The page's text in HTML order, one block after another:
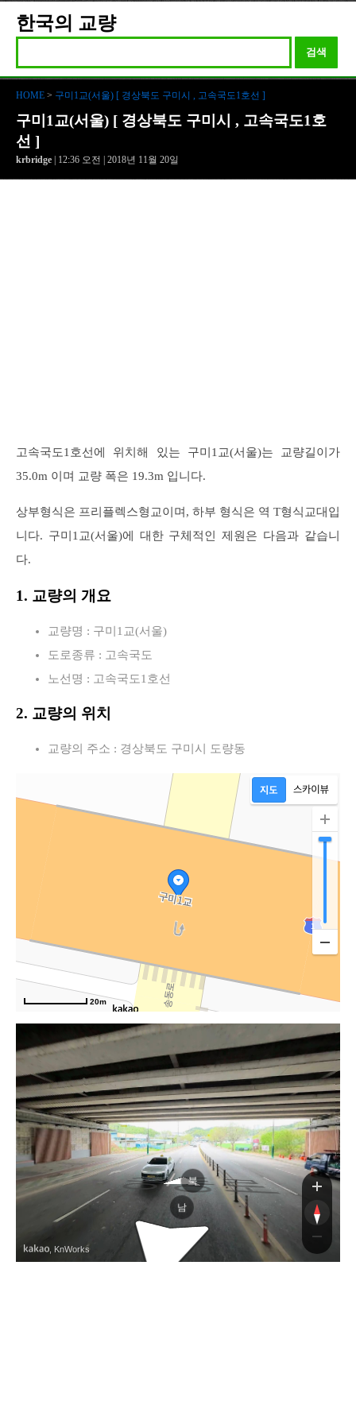
한국의 교량
검색
HOME > 구미1교(서울) [ 경상북도 구미시 , 고속국도1호선 ]
구미1교(서울) [ 경상북도 구미시 , 고속국도1호
선 ]
krbridge | 12:36 오전 | 2018년 11월 20일
고속국도1호선에 위치해 있는 구미1교(서울)는 교량길이가
35.0m 이며 교량 폭은 19.3m 입니다.
상부형식은 프리플렉스형교이며, 하부 형식은 역 T형식교대입
니다. 구미1교(서울)에 대한 구체적인 제원은 다음과 같습니
다.
1. 교량의 개요
교량명 : 구미1교(서울)
도로종류 : 고속국도
노선명 : 고속국도1호선
2. 교량의 위치
교량의 주소 : 경상북도 구미시 도량동
20m
송동로
송동로
북
남
, KnWorks